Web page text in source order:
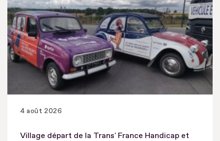
4 août 2026
Village départ de la Trans' France Handicap et